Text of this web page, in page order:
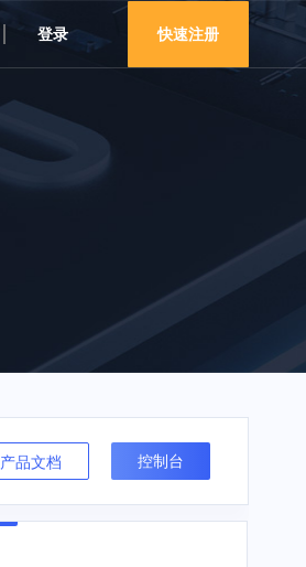
登录 快速注册
控制台
产品文档